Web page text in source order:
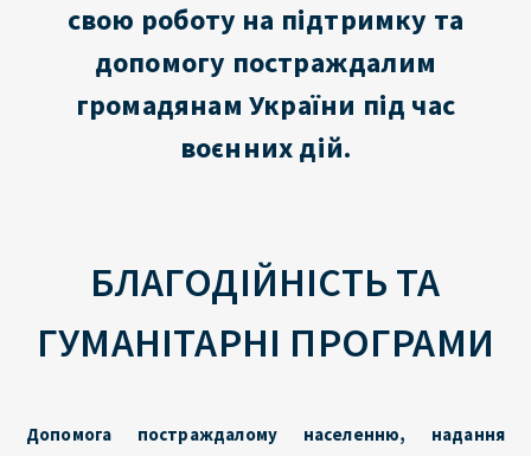
свою роботу на підтримку та
допомогу постраждалим
громадянам України під час
воєнних дій.
БЛАГОДІЙНІСТЬ ТА
ГУМАНІТАРНІ ПРОГРАМИ
Допомога постраждалому населенню, надання